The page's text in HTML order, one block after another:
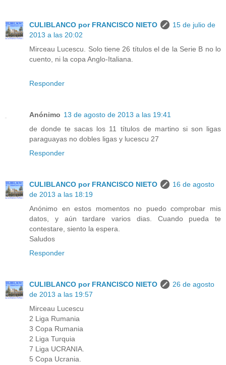
CULIBLANCO por FRANCISCO NIETO
15 de julio de
2013 a las 20:02
Mirceau Lucescu. Solo tiene 26 títulos el de la Serie B no lo
cuento, ni la copa Anglo-Italiana.
Responder
Anónimo 13 de agosto de 2013 a las 19:41
de donde te sacas los 11 títulos de martino si son ligas
paraguayas no dobles ligas y lucescu 27
Responder
CULIBLANCO por FRANCISCO NIETO
16 de agosto
de 2013 a las 18:19
Anónimo en estos momentos no puedo comprobar mis
datos, y aún tardare varios dias. Cuando pueda te
contestare, siento la espera.
Saludos
Responder
CULIBLANCO por FRANCISCO NIETO
26 de agosto
de 2013 a las 19:57
Mirceau Lucescu
2 Liga Rumania
3 Copa Rumania
2 Liga Turquia
7 Liga UCRANIA.
5 Copa Ucrania.